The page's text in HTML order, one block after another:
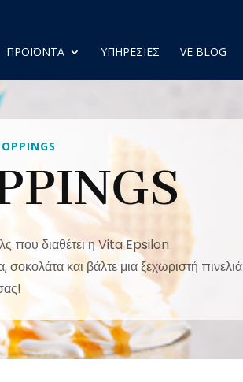
ΠΡΟΪΟΝΤΑ ΥΠΗΡΕΣΙΕΣ VE BLOG
που διαθέτει η Vita Epsilon
και βάλτε μια ξεχωριστή πινελιά